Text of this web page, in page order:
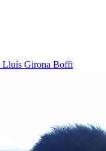
Lluís Girona Boffi